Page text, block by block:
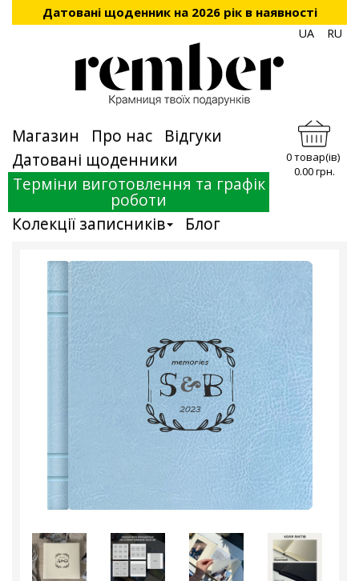
Датовані щоденник на 2026 рік в наявності
UA RU
Магазин Про нас
Відгуки
Датовані щоденники
Терміни виготовлення та графік
роботи
Колекції записників
Блог
0 товар(ів)
0.00 грн.